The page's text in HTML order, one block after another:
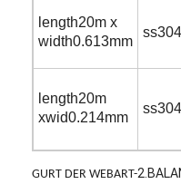
length20m x
width0.613mm
ss304
length20m
xwid0.214mm
ss304
GURT DER WEBART-